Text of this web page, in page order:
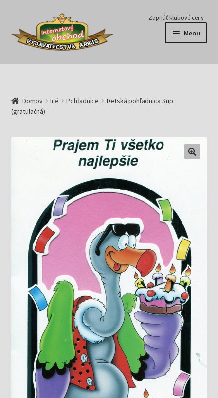
Preskočiť
navigáciu
Preskočiť
obsah
Zapnúť klubové ceny
Menu
Série
E-knihy
Predplatné
Knižný klub
Kontakt
Domov Iné Pohľadnice
Detská pohľadnica Sup
(gratulačná)